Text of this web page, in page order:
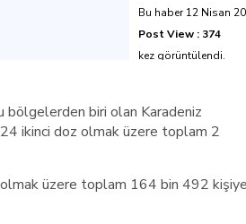
Bu haber 12 Nisan
Post View : 374
kez görüntülendi.
bölgelerden biri olan Karadeniz
ikinci doz olmak üzere toplam 2
olmak üzere toplam 164 bin 492 kişiye